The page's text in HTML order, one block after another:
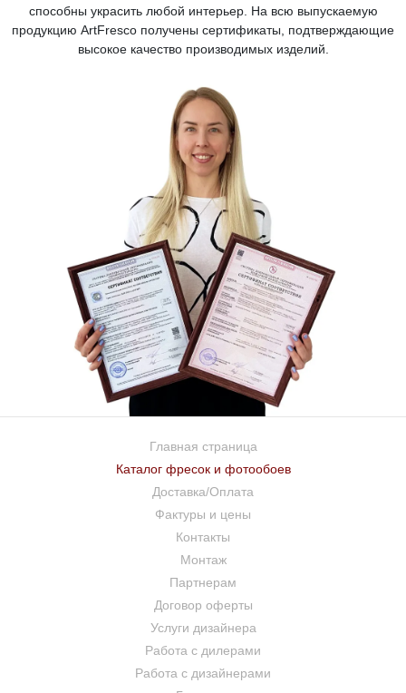
способны украсить любой интерьер. На всю выпускаемую
продукцию ArtFresco получены сертификаты, подтверждающие
высокое качество производимых изделий.
Главная страница
Каталог фресок и фотообоев
Доставка/Оплата
Фактуры и цены
Контакты
Монтаж
Партнерам
Договор оферты
Услуги дизайнера
Работа с дилерами
Работа с дизайнерами